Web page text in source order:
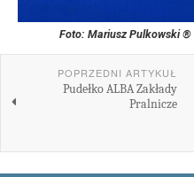
Foto: Mariusz Pulkowski ®
POPRZEDNI ARTYKUŁ
Pudełko ALBA Zakłady
Pralnicze